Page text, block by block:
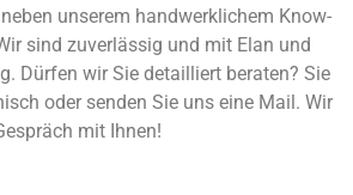
unserem handwerklichem Know-
sind zuverlässig und mit Elan und
Dürfen wir Sie detailliert beraten? Sie
oder senden Sie uns eine Mail. Wir
mit Ihnen!